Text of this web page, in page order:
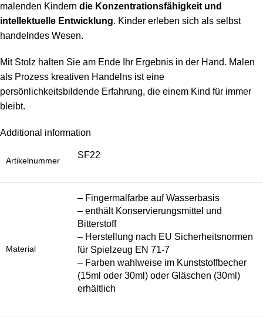
malenden Kindern die Konzentrationsfähigkeit und
intellektuelle Entwicklung. Kinder erleben sich als selbst
handelndes Wesen.
Mit Stolz halten Sie am Ende Ihr Ergebnis in der Hand. Malen
als Prozess kreativen Handelns ist eine
persönlichkeitsbildende Erfahrung, die einem Kind für immer
bleibt.
Additional information
Artikelnummer
SF22
Material
– Fingermalfarbe auf Wasserbasis
– enthält Konservierungsmittel und
Bitterstoff
– Herstellung nach EU Sicherheitsnormen
für Spielzeug EN 71-7
– Farben wahlweise im Kunststoffbecher
(15ml oder 30ml) oder Gläschen (30ml)
erhältlich